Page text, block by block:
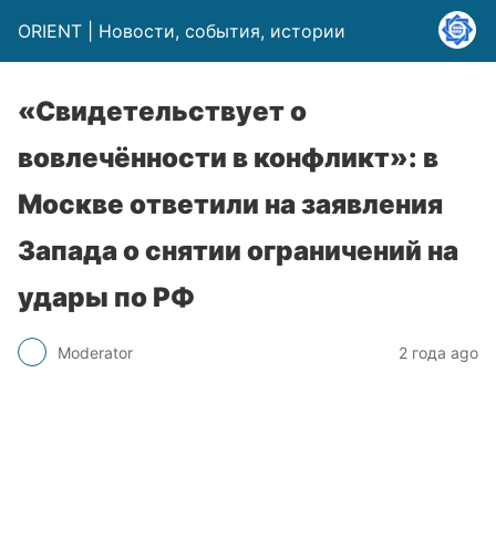
ORIENT | Новости, события, истории
«Свидетельствует о
вовлечённости в конфликт»: в
Москве ответили на заявления
Запада о снятии ограничений на
удары по РФ
Moderator 2 года ago